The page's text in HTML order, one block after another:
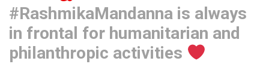
#RashmikaMandanna is always
in frontal for humanitarian and
philanthropic activities